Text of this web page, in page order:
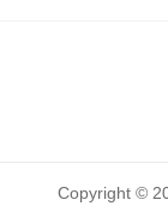
Copyright ©